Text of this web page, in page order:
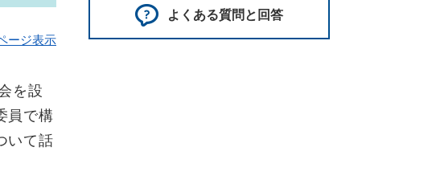
ージ表示
を設
員で構
いて話
よくある質問と回答